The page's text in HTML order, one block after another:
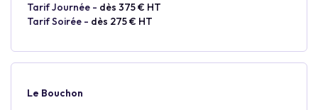
Tarif Journée - dès 375 € HT
Tarif Soirée - dès 275 € HT
Le Bouchon